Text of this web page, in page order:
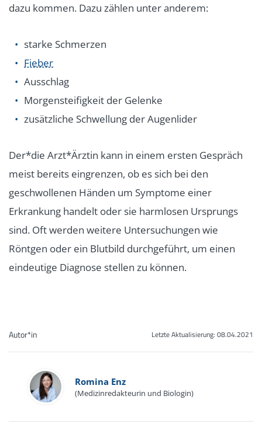
dazu kommen. Dazu zählen unter anderem:
starke Schmerzen
Fieber
Ausschlag
Morgensteifigkeit der Gelenke
zusätzliche Schwellung der Augenlider
Der*die Arzt*Ärztin kann in einem ersten Gespräch
meist bereits eingrenzen, ob es sich bei den
geschwollenen Händen um Symptome einer
Erkrankung handelt oder sie harmlosen Ursprungs
sind. Oft werden weitere Untersuchungen wie
Röntgen oder ein Blutbild durchgeführt, um einen
eindeutige Diagnose stellen zu können.
Letzte Aktualisierung: 08.04.2021
Autor*in
Romina Enz
(Medizinredakteurin und Biologin)